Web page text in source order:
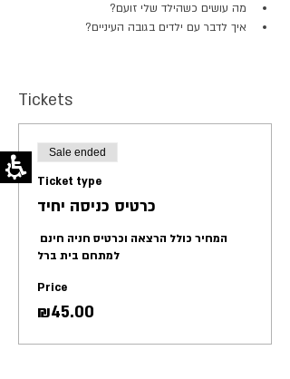
מה עושים כשהילד שלי זועם?
איך לדבר עם ילדים בגובה העיניים?
Tickets
Sale ended
Ticket type
כרטיס כניסה יחיד
למתחם בית ברל
Price
₪45.00